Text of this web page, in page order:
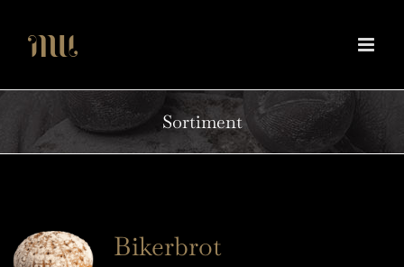
Inhalt
springen
Sortiment
Bikerbrot